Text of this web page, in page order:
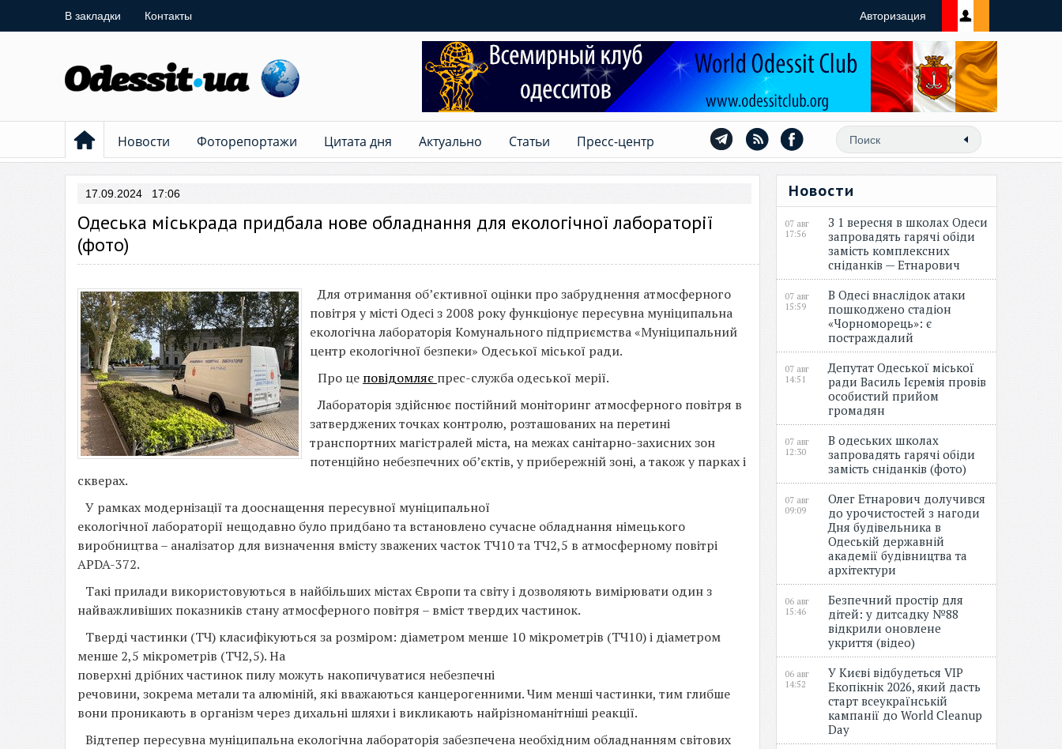
В закладки Контакты Авторизация
Новости Фоторепортажи Цитата дня Актуально Статьи Пресс-центр
17.09.2024 17:06
Одеська міськрада придбала нове обладнання для екологічної лабораторії
(фото)
Для отримання об’єктивної оцінки про забруднення атмосферного
повітря у місті Одесі з 2008 року функціонує пересувна муніципальна
екологічна лабораторія Комунального підприємства «Муніципальний
центр екологічної безпеки» Одеської міської ради.
Про це повідомляє прес-служба одеської мерії.
Лабораторія здійснює постійний моніторинг атмосферного повітря в
затверджених точках контролю, розташованих на перетині
транспортних магістралей міста, на межах санітарно-захисних зон
потенційно небезпечних об’єктів, у прибережній зоні, а також у парках і
скверах.
У рамках модернізації та дооснащення пересувної муніципальної
екологічної лабораторії нещодавно було придбано та встановлено сучасне обладнання німецького
виробництва – аналізатор для визначення вмісту зважених часток ТЧ10 та ТЧ2,5 в атмосферному повітрі
AРDA-372.
Такі прилади використовуються в найбільших містах Європи та світу і дозволяють вимірювати один з
найважливіших показників стану атмосферного повітря – вміст твердих частинок.
Тверді частинки (ТЧ) класифікуються за розміром: діаметром менше 10 мікрометрів (ТЧ10) і діаметром
менше 2,5 мікрометрів (ТЧ2,5). На
поверхні дрібних частинок пилу можуть накопичуватися небезпечні
речовини, зокрема метали та алюміній, які вважаються канцерогенними. Чим менші частинки, тим глибше
вони проникають в організм через дихальні шляхи і викликають найрізноманітніші реакції.
Відтепер пересувна муніципальна екологічна лабораторія забезпечена необхідним обладнанням світових
Новости
07 авг
17:56
З 1 вересня в школах Одеси
запровадять гарячі обіди
замість комплексних
сніданків — Етнарович
07 авг
15:59
В Одесі внаслідок атаки
пошкоджено стадіон
«Чорноморець»: є
постраждалий
07 авг
14:51
Депутат Одеської міської
ради Василь Ієремія провів
особистий прийом
громадян
07 авг
12:30
В одеських школах
запровадять гарячі обіди
замість сніданків (фото)
07 авг
09:09
Олег Етнарович долучився
до урочистостей з нагоди
Дня будівельника в
Одеській державній
академії будівництва та
архітектури
06 авг
15:46
Безпечний простір для
дітей: у дитсадку №88
відкрили оновлене
укриття (відео)
06 авг
14:52
У Києві відбудеться VIP
Екопікнік 2026, який дасть
старт всеукраїнській
кампанії до World Cleanup
Day